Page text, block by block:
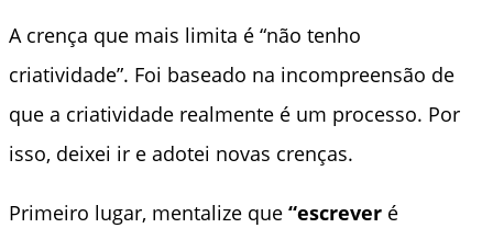
A crença que mais limita é “não tenho
criatividade”. Foi baseado na incompreensão de
que a criatividade realmente é um processo. Por
isso, deixei ir e adotei novas crenças.
Primeiro lugar, mentalize que “escrever é